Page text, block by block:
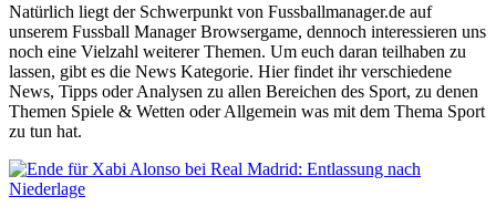
Natürlich liegt der Schwerpunkt von Fussballmanager.de auf
unserem Fussball Manager Browsergame, dennoch interessieren uns
noch eine Vielzahl weiterer Themen. Um euch daran teilhaben zu
lassen, gibt es die News Kategorie. Hier findet ihr verschiedene
News, Tipps oder Analysen zu allen Bereichen des Sport, zu denen
Themen Spiele & Wetten oder Allgemein was mit dem Thema Sport
zu tun hat.